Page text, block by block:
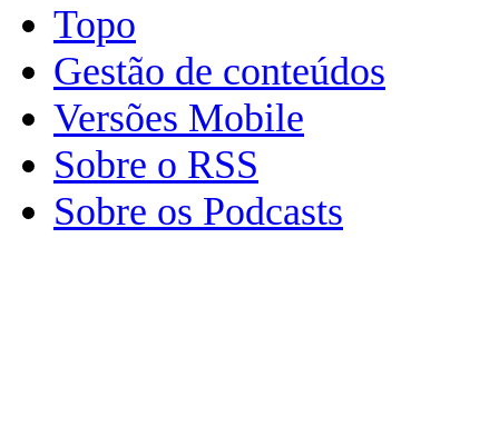
Topo
Gestão de conteúdos
Versões Mobile
Sobre o RSS
Sobre os Podcasts